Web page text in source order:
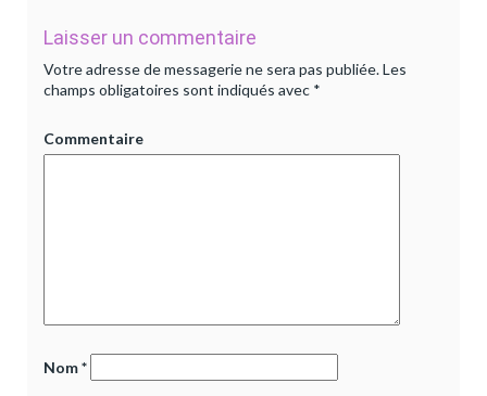
Laisser un commentaire
Votre adresse de messagerie ne sera pas publiée.Les
champs obligatoires sont indiqués avec *
Commentaire
Nom*